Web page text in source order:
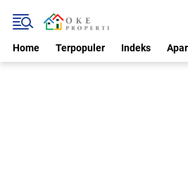
Home Terpopuler Indeks